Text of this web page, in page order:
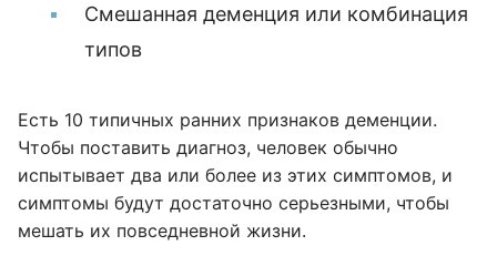
Смешанная деменция или комбинация
типов
Есть 10 типичных ранних признаков деменции.
Чтобы поставить диагноз, человек обычно
испытывает два или более из этих симптомов, и
симптомы будут достаточно серьезными, чтобы
мешать их повседневной жизни.